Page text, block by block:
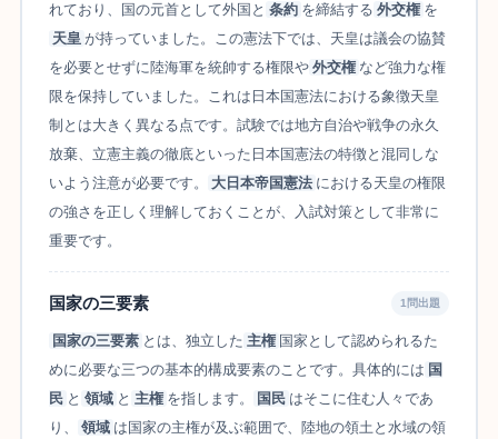
れており、国の元首として外国と 条約 を締結する 外交権 を
天皇 が持っていました。この憲法下では、天皇は議会の協賛
を必要とせずに陸海軍を統帥する権限や 外交権 など強力な権
限を保持していました。これは日本国憲法における象徴天皇
制とは大きく異なる点です。試験では地方自治や戦争の永久
放棄、立憲主義の徹底といった日本国憲法の特徴と混同しな
いよう注意が必要です。
大日本帝国憲法 における天皇の権限
の強さを正しく理解しておくことが、入試対策として非常に
重要です。
国家の三要素 1問出題
国家の三要素 とは、独立した 主権 国家として認められるた
めに必要な三つの基本的構成要素のことです。具体的には 国
民 と 領域 と 主権 を指します。 国民 はそこに住む人々であ
り、
領域 は国家の主権が及ぶ範囲で、陸地の領土と水域の領